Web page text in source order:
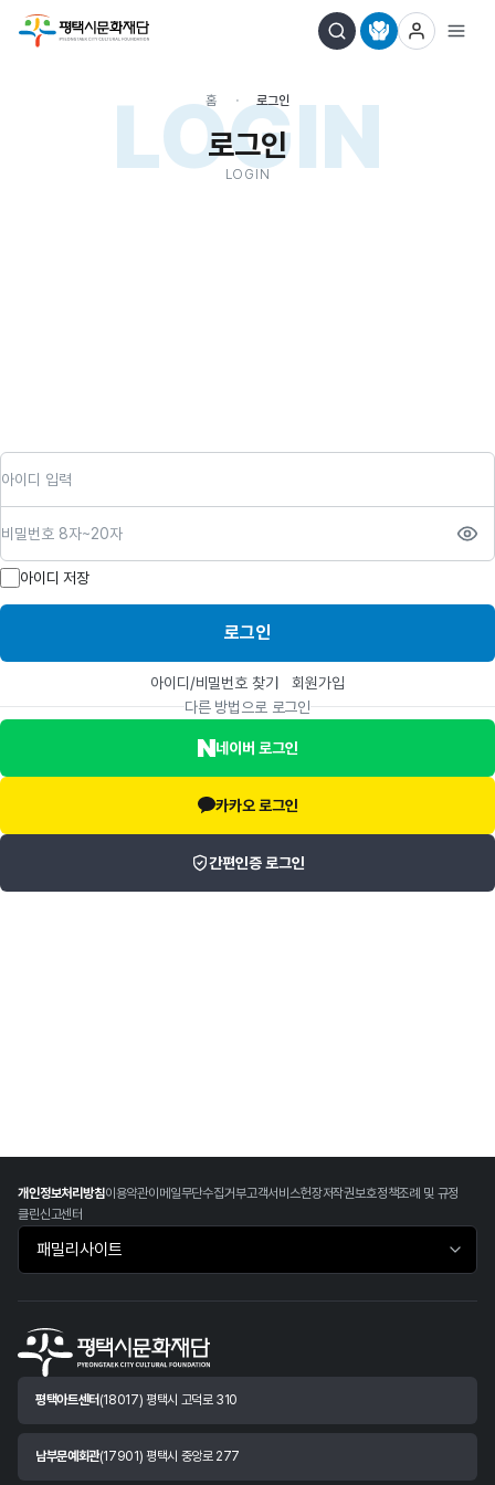
LOGIN
홈 로그인
로그인
LOGIN
아이디 저장
로그인
아이디/비밀번호 찾기
회원가입
다른 방법으로 로그인
네이버 로그인
카카오 로그인
간편인증 로그인
개인정보처리방침이용약관이메일무단수집거부고객서비스헌장저작권보호정책조례 및 규정
클린신고센터
패밀리사이트 바로가기
평택아트센터 (18017) 평택시 고덕로 310
남부문예회관(17901) 평택시 중앙로 277